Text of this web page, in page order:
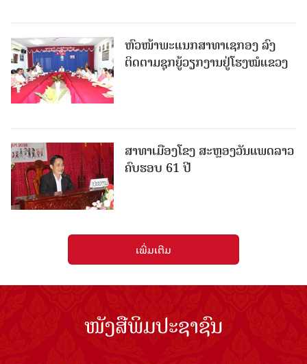
ຫົວໜ້າພະແນກສາທາເຊກອງ ລົງ
ຕິດຕາມຊຸກຍູ້ວຽກງານຢູ່ໂຮງໝໍແຂວງ
ສາທາເມືອງໂຂງ ສະຫຼອງວັນແພດລາວ
ຄົບຮອບ 61 ປີ
ເພີ່ມເຕີມ
ໜັງສືພິມປະຊາຊົນ